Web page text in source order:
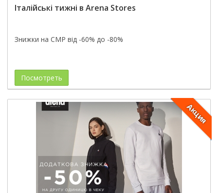
Італійські тижні в Arena Stores
Знижки на СМР від -60% до -80%
Посмотреть
Акция